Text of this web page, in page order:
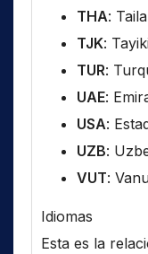
THA:
TJK:
TUR:
UAE:
USA:
UZB:
VUT:
Idiomas
Esta es la